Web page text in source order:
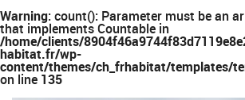
Warning: count(): Parameter must be an
that implements Countable in
/home/clients/
habitat.fr/wp-
content/themes/ch_frhabitat/templates/
on line 135